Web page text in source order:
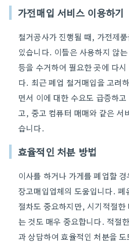
가전매입 서비스 이용하기
철거공사가 진행될 때, 가전제
있습니다. 이들은 사용하지 않
등을 수거하여 필요한 곳에 다
다. 최근 폐업 철거매입을 고려
면서 이에 대한 수요도 급증하
고, 중고 컴퓨터 매매와 같은 서
습니다.
효율적인 처분 방법
이사를 하거나 가게를 폐업할
장고매입업체의 도움입니다. 폐
절차도 중요하지만, 시기적절
는 것도 매우 중요합니다. 적절
과 상담하여 효율적인 처분을